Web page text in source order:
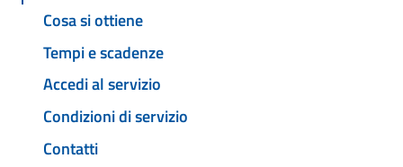
Cosa si ottiene
Tempi e scadenze
Accedi al servizio
Condizioni di servizio
Contatti